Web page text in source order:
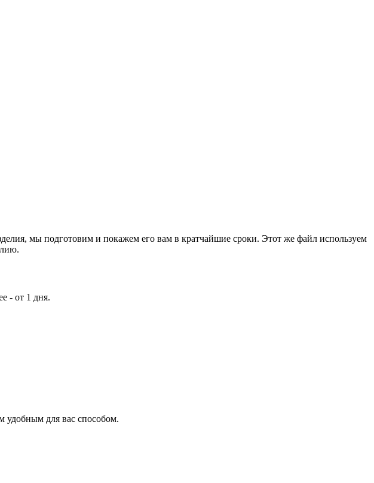
мы подготовим и покажем его вам в кратчайшие сроки. Этот же файл используем
- от 1 дня.
удобным для вас способом.